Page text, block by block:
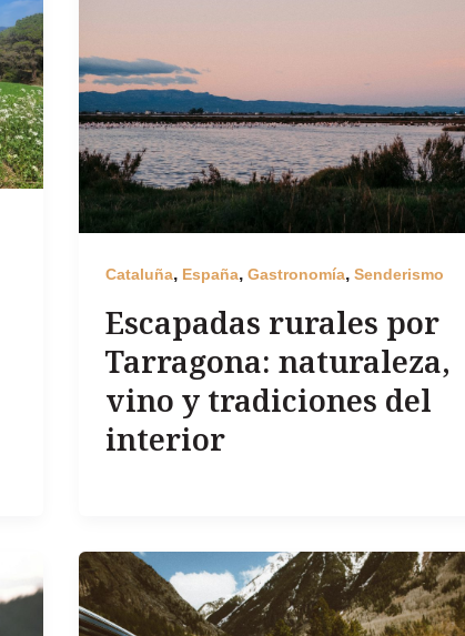
Cataluña, España, Gastronomía, Senderismo
Escapadas rurales por
Tarragona: naturaleza,
vino y tradiciones del
interior